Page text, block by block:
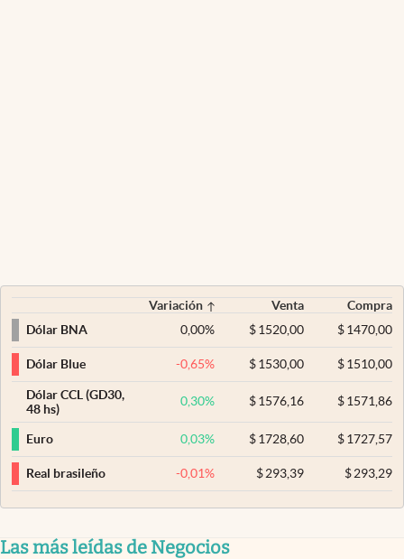
Variación Venta
Compra
Dólar BNA
0,00% $ 1520,00 $1470,00
Dólar Blue -0,65% $ 1530,00 $1510,00
Dólar CCL (GD30,
48 hs)
0,30% $ 1576,16 $1571,86
Euro 0,03% $ 1728,60 $1727,57
Real brasileño -0,01% $ 293,39 $293,29
Las más leídas de Negocios